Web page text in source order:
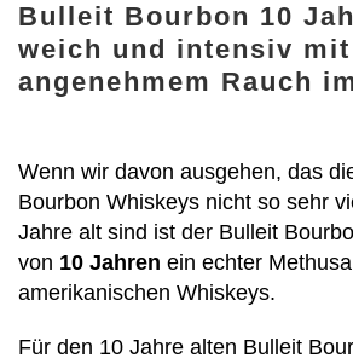
Bulleit Bourbon 10
weich und intensiv mit
angenehmem Rauch
Wenn wir davon ausgehen, das
Bourbon Whiskeys nicht so sehr
Jahre alt sind ist der Bulleit
von 10 Jahren ein echter
amerikanischen Whiskeys.
Für den 10 Jahre alten Bulleit